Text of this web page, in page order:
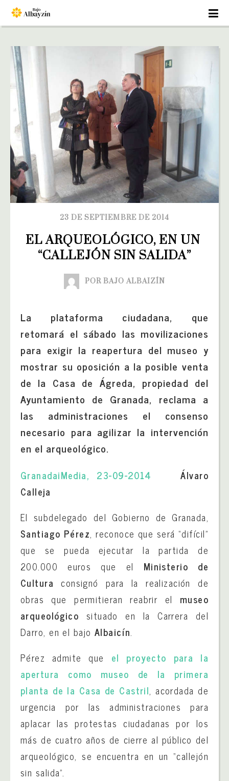
23 DE SEPTIEMBRE DE 2014
EL ARQUEOLÓGICO, EN UN
“CALLEJÓN SIN SALIDA”
POR BAJO ALBAIZÍN
La plataforma ciudadana, que
retomará el sábado las movilizaciones
para exigir la reapertura del museo y
mostrar su oposición a la posible venta
de la Casa de Ágreda, propiedad del
Ayuntamiento de Granada, reclama a
las administraciones el consenso
necesario para agilizar la intervención
en el arqueológico.
GranadaiMedia, 23-09-2014 Álvaro
Calleja
El subdelegado del Gobierno de Granada,
Santiago Pérez, reconoce que será “difícil”
que se pueda ejecutar la partida de
200.000 euros que el Ministerio de
Cultura consignó para la realización de
obras que permitieran reabrir el museo
arqueológico situado en la Carrera del
Darro, en el bajo Albaicín.
Pérez admite que el proyecto para la
apertura como museo de la primera
planta de la Casa de Castril, acordada de
urgencia por las administraciones para
aplacar las protestas ciudadanas por los
más de cuatro años de cierre al público del
arqueológico, se encuentra en un “callejón
sin salida”.